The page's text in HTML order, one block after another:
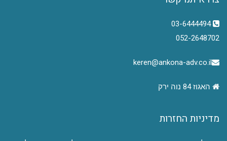
03-6444494
052-2648702
keren@ankona-adv.co.il
האגוז 84 נוה ירק
מדיניות החזרות